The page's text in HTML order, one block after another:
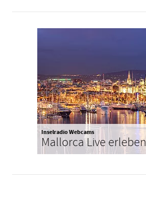
Inselradio Webcams
Mallorca Live erleben